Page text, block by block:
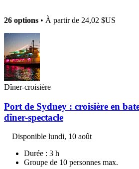
26 options • À partir de 24,02 $US
Dîner-croisière
Port de Sydney : croisière en
dîner-spectacle
Disponible lundi, 10 août
Durée : 3 h
Groupe de 10 personnes max.